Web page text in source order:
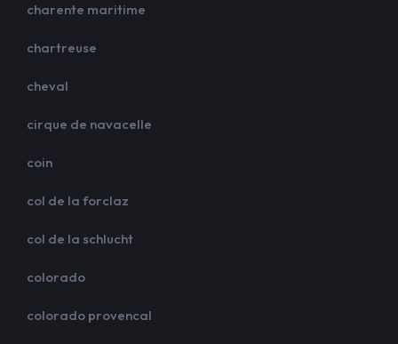
charente maritime
chartreuse
cheval
cirque de navacelle
coin
col de la forclaz
col de la schlucht
colorado
colorado provencal